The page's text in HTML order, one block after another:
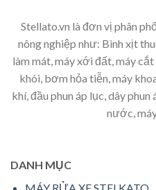
Stellato.vn là đơn vị phân
nông nghiệp như: Bình xịt
làm mát, máy xới đất, máy
khói, bơm hỏa tiễn, máy
khí, đầu phun áp lục, dây
nước, máy
DANH MỤC